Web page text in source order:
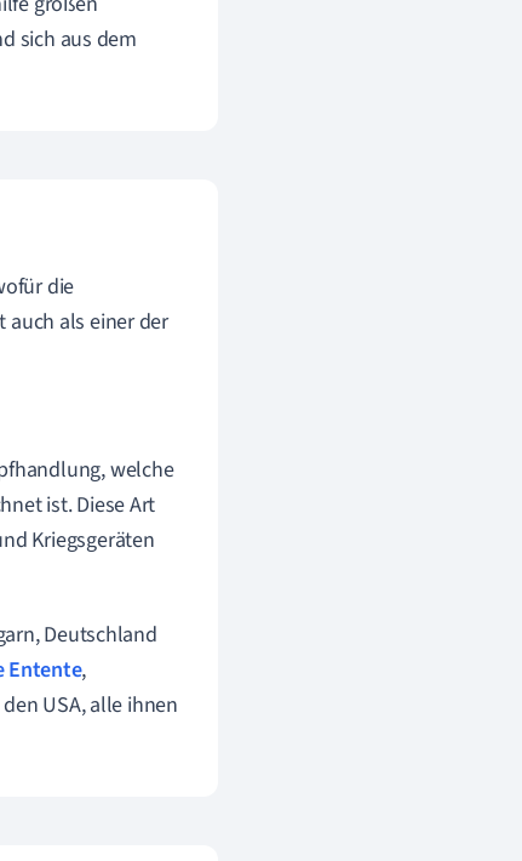
sich aus dem
die
auch als einer der
welche
ist. Diese Art
Kriegsgeräten
Deutschland
Entente,
USA, alle ihnen